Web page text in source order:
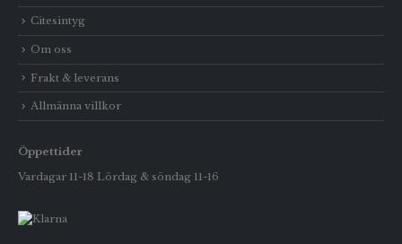
Citesintyg
Om oss
Frakt & leverans
Allmänna villkor
Öppettider
Vardagar 11-18 Lördag & söndag 11-16